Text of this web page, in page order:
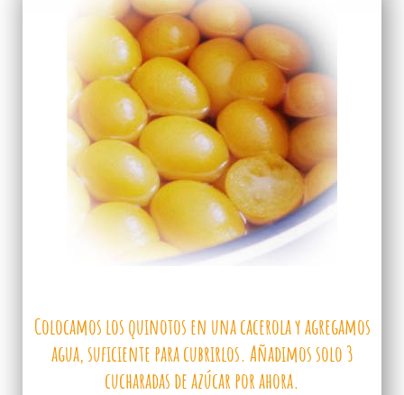
Colocamos los quinotos en una cacerola y agregamos
agua, suficiente para cubrirlos. Añadimos solo 3
cucharadas de azúcar por ahora.